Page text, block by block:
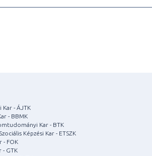
- ÁJTK
- BBMK
Kar - BTK
Képzési Kar - ETSZK
- FOK
- GTK